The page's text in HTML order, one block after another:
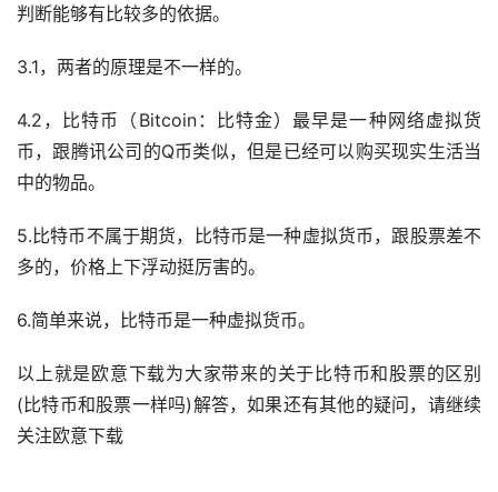
判断能够有比较多的依据。
3.1，两者的原理是不一样的。
4.2，比特币（Bitcoin：比特金）最早是一种网络虚拟货
币，跟腾讯公司的Q币类似，但是已经可以购买现实生活当
中的物品。
5.比特币不属于期货，比特币是一种虚拟货币，跟股票差不
多的，价格上下浮动挺厉害的。
6.简单来说，比特币是一种虚拟货币。
以上就是欧意下载为大家带来的关于比特币和股票的区别
(比特币和股票一样吗)解答，如果还有其他的疑问，请继续
关注欧意下载